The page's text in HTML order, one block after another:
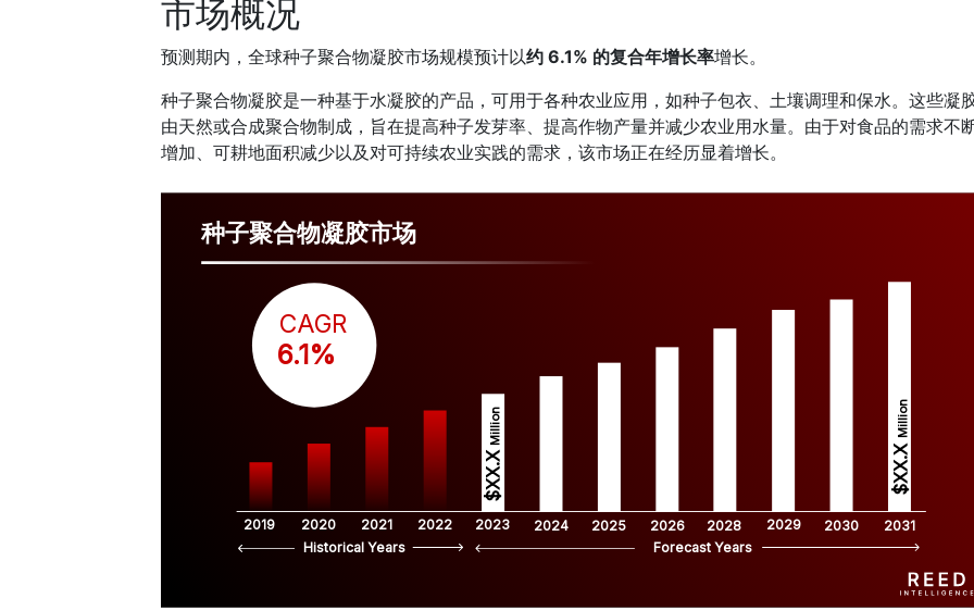
市场概况
预测期内，全球种子聚合物凝胶市场规模预计以约 6.1% 的复合年增长率增长。
种子聚合物凝胶是一种基于水凝胶的产品，可用于各种农业应用，如种子包衣、土壤调理和保水。这些凝
由天然或合成聚合物制成，旨在提高种子发芽率、提高作物产量并减少农业用水量。由于对食品的需求不
增加、可耕地面积减少以及对可持续农业实践的需求，该市场正在经历显着增长。
种子聚合物凝胶市场
2019 2020 2021 2022 2023 2024 2025 2026 2028 2029 2030 2031
$XX.X
Million
$XX.X
Million
CAGR
6.1%
Historical Years Forecast Years